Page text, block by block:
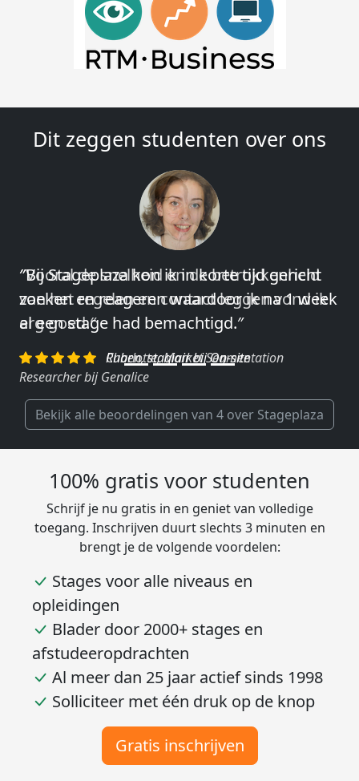
Dit zeggen studenten over ons
″Vooral de snelheid en de betrokkenheid
van het regelen en contact leggen vond ik
erg goed.″
Charlotte, Market Segmentation
Researcher bij Genalice
Bekijk alle beoordelingen van 4 over Stageplaza
100% gratis voor studenten
Schrijf je nu gratis in en geniet van volledige
toegang. Inschrijven duurt slechts 3 minuten en
brengt je de volgende voordelen:
Stages voor alle niveaus en
opleidingen
Blader door 2000+ stages en
afstudeeropdrachten
Al meer dan 25 jaar actief sinds 1998
Solliciteer met één druk op de knop
Gratis inschrijven